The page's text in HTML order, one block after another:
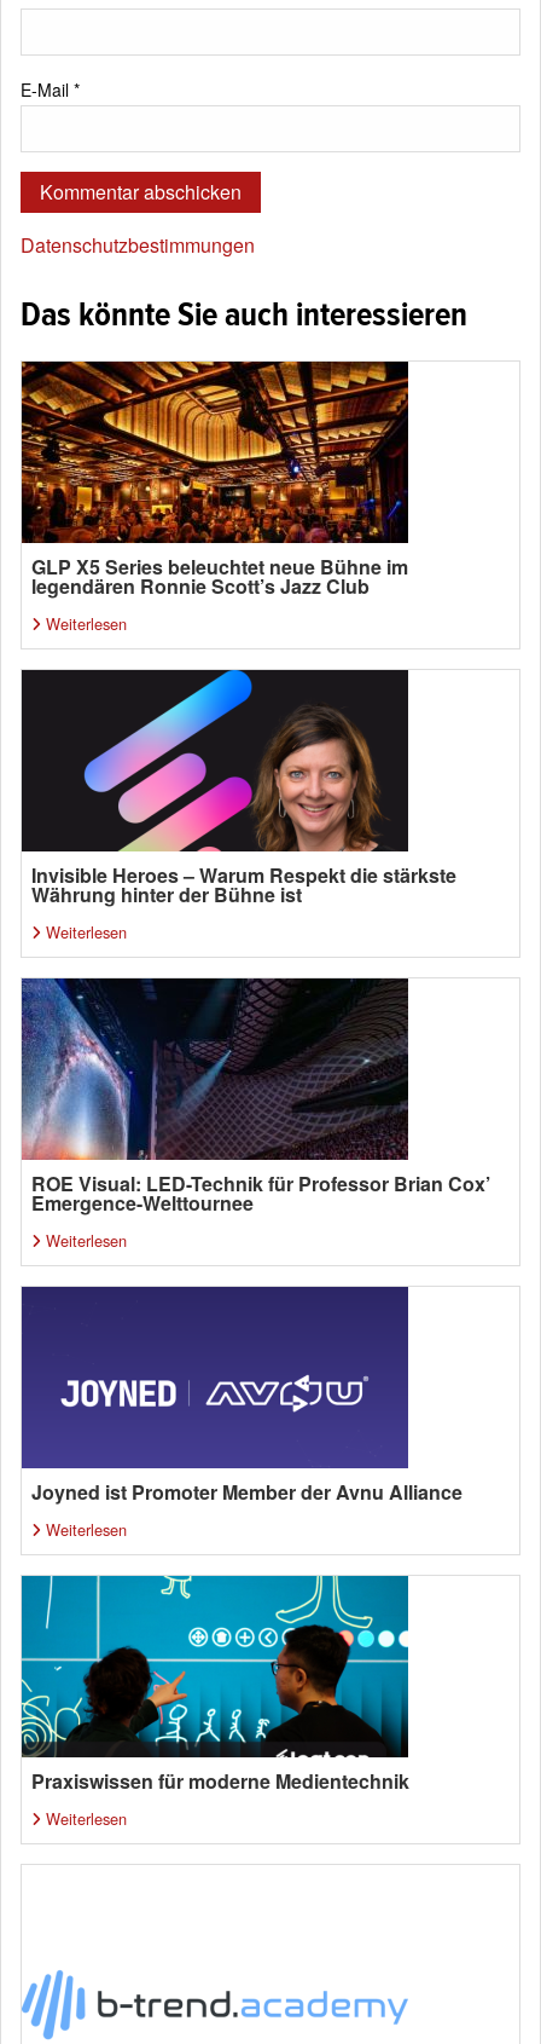
E-Mail *
Datenschutzbestimmungen
Das könnte Sie auch interessieren
GLP X5 Series beleuchtet neue Bühne im
legendären Ronnie Scott’s Jazz Club
Weiterlesen
Invisible Heroes – Warum Respekt die stärkste
Währung hinter der Bühne ist
Weiterlesen
ROE Visual: LED-Technik für Professor Brian Cox’
Emergence-Welttournee
Weiterlesen
Joyned ist Promoter Member der Avnu Alliance
Weiterlesen
Praxiswissen für moderne Medientechnik
Weiterlesen